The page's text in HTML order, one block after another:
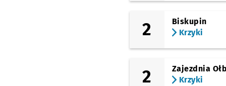
Pomorska
Mosty Pomorskie
Rynek
2
Biskupin
Krzyki
2
Zajezdnia
Krzyki